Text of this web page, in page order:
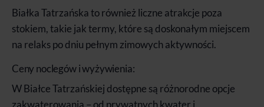
Białka Tatrzańska to również liczne atrakcje poza
stokiem, takie jak termy, które są doskonałym miejscem
na relaks po dniu pełnym zimowych aktywności.
Ceny noclegów i wyżywienia:
W Białce Tatrzańskiej dostępne są różnorodne opcje
zakwaterowania – od prywatnych kwater i